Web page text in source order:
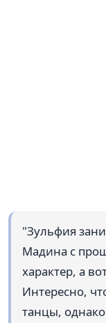
"Зульфия
Мадина с
характер, а
Интересно,
танцы,